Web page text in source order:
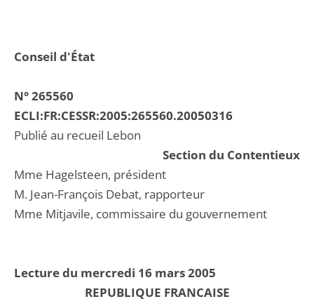
Conseil d'État
N° 265560
ECLI:FR:CESSR:2005:265560.20050316
Publié au recueil Lebon
Section du Contentieux
Mme Hagelsteen, président
M. Jean-François Debat, rapporteur
Mme Mitjavile, commissaire du gouvernement
Lecture du mercredi 16 mars 2005
REPUBLIQUE FRANCAISE